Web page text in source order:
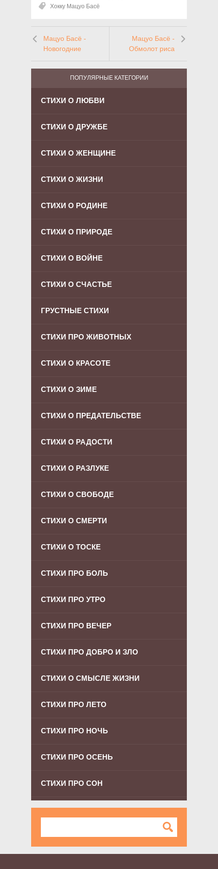
Хокку Мацуо Басё
Мацуо Басё -
Новогодние
Мацуо Басё -
Обмолот риса
ПОПУЛЯРНЫЕ КАТЕГОРИИ
СТИХИ О ЛЮБВИ
СТИХИ О ДРУЖБЕ
СТИХИ О ЖЕНЩИНЕ
СТИХИ О ЖИЗНИ
СТИХИ О РОДИНЕ
СТИХИ О ПРИРОДЕ
СТИХИ О ВОЙНЕ
СТИХИ О СЧАСТЬЕ
ГРУСТНЫЕ СТИХИ
СТИХИ ПРО ЖИВОТНЫХ
СТИХИ О КРАСОТЕ
СТИХИ О ЗИМЕ
СТИХИ О ПРЕДАТЕЛЬСТВЕ
СТИХИ О РАДОСТИ
СТИХИ О РАЗЛУКЕ
СТИХИ О СВОБОДЕ
СТИХИ О СМЕРТИ
СТИХИ О ТОСКЕ
СТИХИ ПРО БОЛЬ
СТИХИ ПРО УТРО
СТИХИ ПРО ВЕЧЕР
СТИХИ ПРО ДОБРО И ЗЛО
СТИХИ О СМЫСЛЕ ЖИЗНИ
СТИХИ ПРО ЛЕТО
СТИХИ ПРО НОЧЬ
СТИХИ ПРО ОСЕНЬ
СТИХИ ПРО СОН